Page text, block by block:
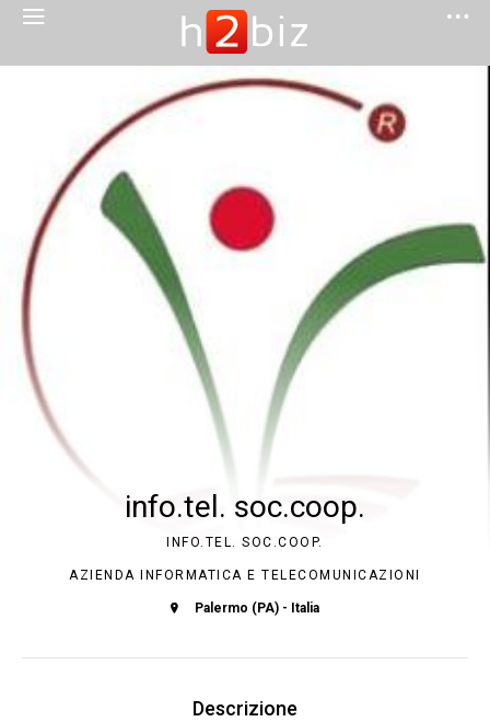
info.tel. soc.coop.
INFO.TEL. SOC.COOP.
AZIENDA INFORMATICA E TELECOMUNICAZIONI
Palermo (PA) - Italia
Descrizione